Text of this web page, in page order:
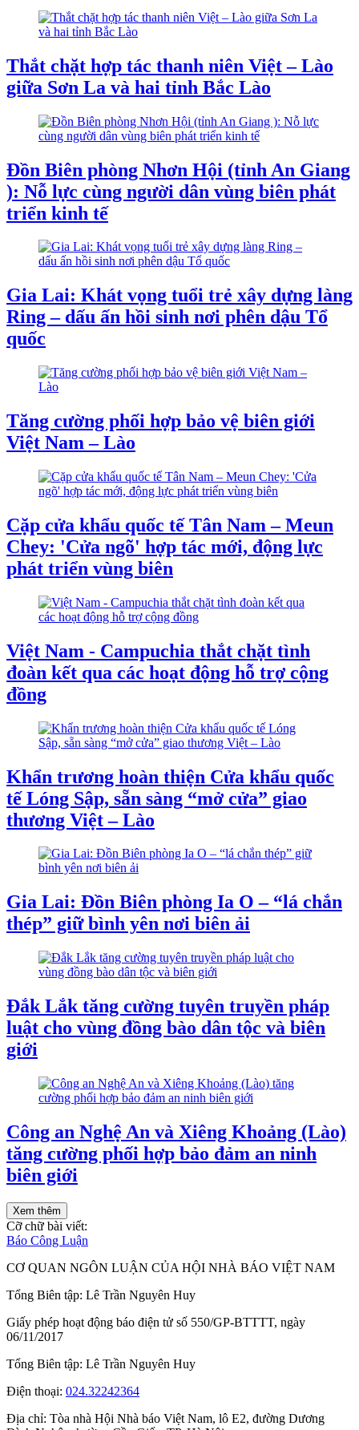
Thắt chặt hợp tác thanh niên Việt – Lào
giữa Sơn La và hai tỉnh Bắc Lào
Đồn Biên phòng Nhơn Hội (tỉnh An Giang
): Nỗ lực cùng người dân vùng biên phát
triển kinh tế
Gia Lai: Khát vọng tuổi trẻ xây dựng làng
Ring – dấu ấn hồi sinh nơi phên dậu Tổ
quốc
Tăng cường phối hợp bảo vệ biên giới
Việt Nam – Lào
Cặp cửa khẩu quốc tế Tân Nam – Meun
Chey: 'Cửa ngõ' hợp tác mới, động lực
phát triển vùng biên
Việt Nam - Campuchia thắt chặt tình
đoàn kết qua các hoạt động hỗ trợ cộng
đồng
Khẩn trương hoàn thiện Cửa khẩu quốc
tế Lóng Sập, sẵn sàng “mở cửa” giao
thương Việt – Lào
Gia Lai: Đồn Biên phòng Ia O – “lá chắn
thép” giữ bình yên nơi biên ải
Đắk Lắk tăng cường tuyên truyền pháp
luật cho vùng đồng bào dân tộc và biên
giới
Công an Nghệ An và Xiêng Khoảng (Lào)
tăng cường phối hợp bảo đảm an ninh
biên giới
Xem thêm
Cỡ chữ bài viết:
Báo Công Luận
CƠ QUAN NGÔN LUẬN CỦA HỘI NHÀ BÁO VIỆT NAM
Tổng Biên tập: Lê Trần Nguyên Huy
Giấy phép hoạt động báo điện tử số 550/GP-BTTTT, ngày
06/11/2017
Tổng Biên tập: Lê Trần Nguyên Huy
Điện thoại: 024.32242364
Địa chỉ: Tòa nhà Hội Nhà báo Việt Nam, lô E2, đường Dương